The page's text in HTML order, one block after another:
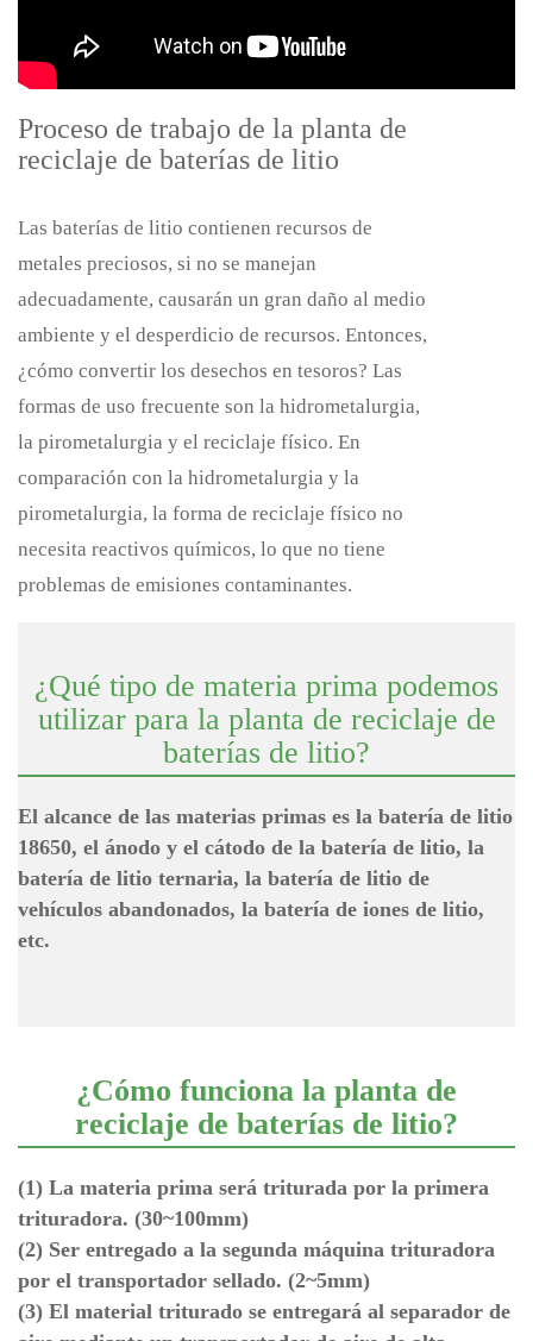
Proceso de trabajo de la planta de
reciclaje de baterías de litio
Las baterías de litio contienen recursos de
metales preciosos, si no se manejan
adecuadamente, causarán un gran daño al medio
ambiente y el desperdicio de recursos. Entonces,
¿cómo convertir los desechos en tesoros? Las
formas de uso frecuente son la hidrometalurgia,
la pirometalurgia y el reciclaje físico. En
comparación con la hidrometalurgia y la
pirometalurgia, la forma de reciclaje físico no
necesita reactivos químicos, lo que no tiene
problemas de emisiones contaminantes.
¿Qué tipo de materia prima podemos
utilizar para la planta de reciclaje de
baterías de litio?
El alcance de las materias primas es la batería de litio
18650, el ánodo y el cátodo de la batería de litio, la
batería de litio ternaria, la batería de litio de
vehículos abandonados, la batería de iones de litio,
etc.
¿Cómo funciona la planta de
reciclaje de baterías de litio?
(1) La materia prima será triturada por la primera
trituradora. (30~100mm)
(2) Ser entregado a la segunda máquina trituradora
por el transportador sellado. (2~5mm)
(3) El material triturado se entregará al separador de